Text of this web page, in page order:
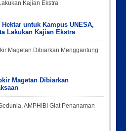
untuk Kampus UNESA,
Lakukan Kajian Ekstra
Magetan Dibiarkan